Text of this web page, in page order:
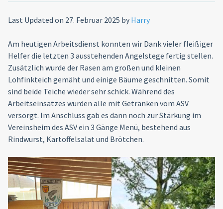
Last Updated on 27. Februar 2025 by Harry
Am heutigen Arbeitsdienst konnten wir Dank vieler fleißiger
Helfer die letzten 3 ausstehenden Angelstege fertig stellen.
Zusätzlich wurde der Rasen am großen und kleinen
Lohfinkteich gemäht und einige Bäume geschnitten. Somit
sind beide Teiche wieder sehr schick. Während des
Arbeitseinsatzes wurden alle mit Getränken vom ASV
versorgt. Im Anschluss gab es dann noch zur Stärkung im
Vereinsheim des ASV ein 3 Gänge Menü, bestehend aus
Rindwurst, Kartoffelsalat und Brötchen.